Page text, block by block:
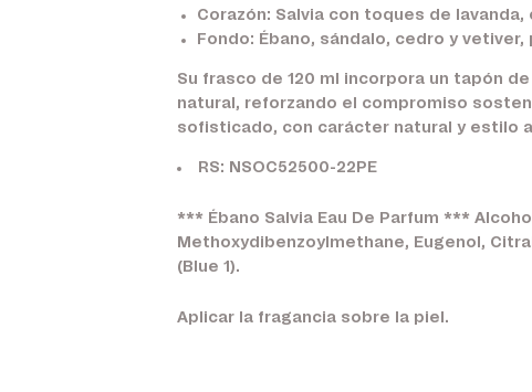
Corazón: Salvia con toques de
Fondo: Ébano, sándalo, cedro y
Su frasco de 120 ml incorpora un tapón
natural, reforzando el compromiso
sofisticado, con carácter natural y estilo
RS: NSOC52500-22PE
*** Ébano Salvia Eau De Parfum ***
Methoxydibenzoylmethane, Eugenol,
(Blue 1).
Aplicar la fragancia sobre la piel.